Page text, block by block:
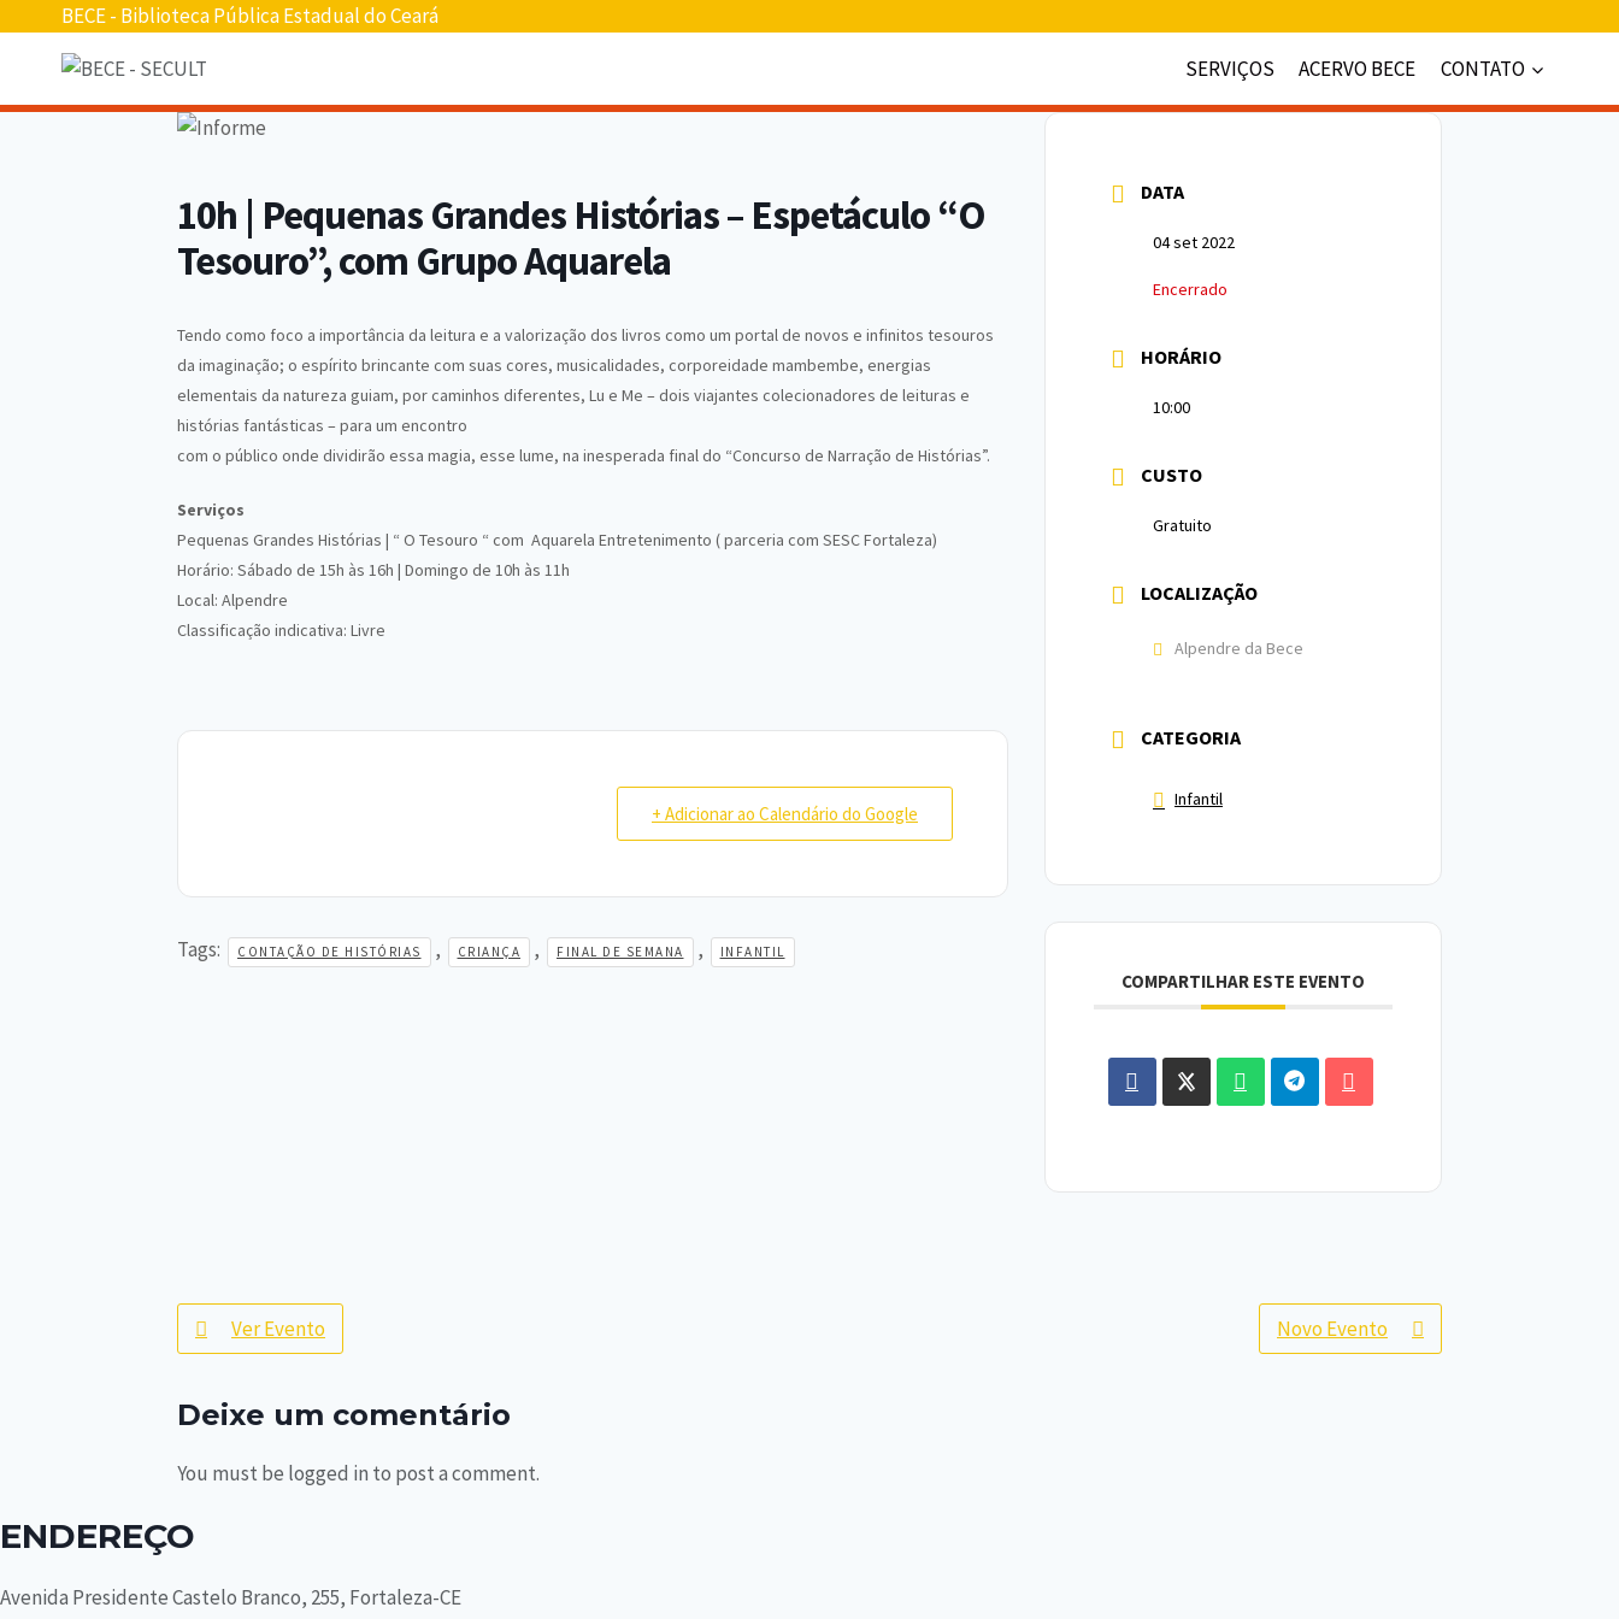
conteúdo
BECE - Biblioteca Pública Estadual do Ceará
SERVIÇOS
ACERVO BECE CONTATO
10h | Pequenas Grandes Histórias – Espetáculo “O
Tesouro”, com Grupo Aquarela
Tendo como foco a importância da leitura e a valorização dos livros como um portal de novos e infinitos tesouros
da imaginação; o espírito brincante com suas cores, musicalidades, corporeidade mambembe, energias
elementais da natureza guiam, por caminhos diferentes, Lu e Me – dois viajantes colecionadores de leituras e
histórias fantásticas – para um encontro
com o público onde dividirão essa magia, esse lume, na inesperada final do “Concurso de Narração de Histórias”.
Serviços
Pequenas Grandes Histórias | “ O Tesouro “ com Aquarela Entretenimento ( parceria com SESC Fortaleza)
Horário: Sábado de 15h às 16h | Domingo de 10h às 11h
Local: Alpendre
Classificação indicativa: Livre
+ Adicionar ao Calendário do Google
Tags: CONTAÇÃO DE HISTÓRIAS , CRIANÇA , FINAL DE SEMANA , INFANTIL
DATA
04 set 2022
Encerrado
HORÁRIO
10:00
CUSTO
Gratuito
LOCALIZAÇÃO
Alpendre da Bece
CATEGORIA
Infantil
COMPARTILHAR ESTE EVENTO
Ver Evento Novo Evento
Deixe um comentário
You must be logged in to post a comment.
ENDEREÇO
Avenida Presidente Castelo Branco, 255, Fortaleza-CE